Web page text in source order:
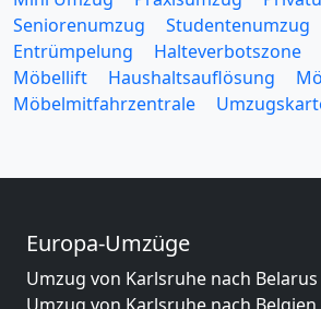
Seniorenumzug
Studentenumzug
Entrümpelung
Halteverbotszone
Möbellift
Haushaltsauflösung
Möbelmitfahrzentrale
Europa-Umzüge
Umzug von Karlsruhe nach Belarus
Umzug von Karlsruhe nach Belgien